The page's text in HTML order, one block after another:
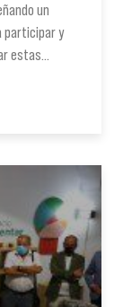
un
participar y
estas…